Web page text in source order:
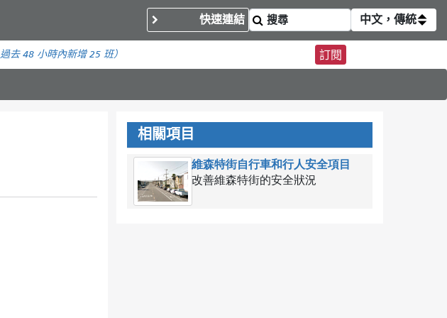
快速連結 中文，傳統
過去 48 小時內新增 25 班） 訂閱
相關項目
維森特街自行車和行人安全項目
改善維森特街的安全狀況